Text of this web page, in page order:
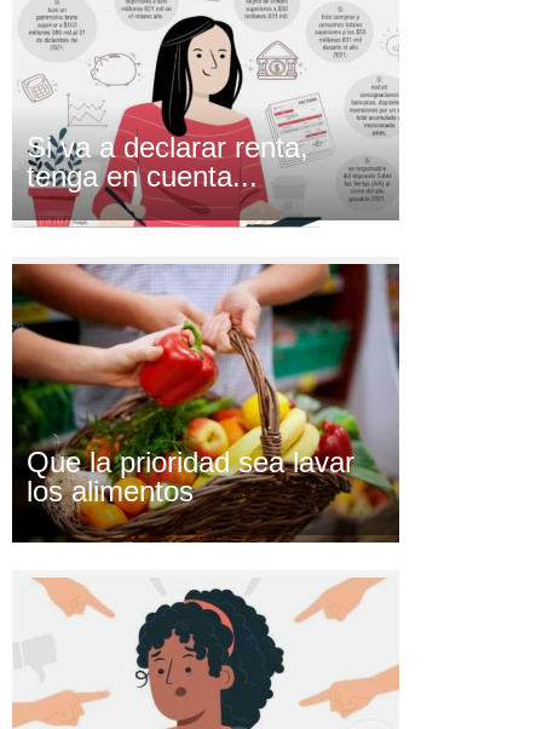
Si va a declarar renta,
tenga en cuenta...
Que la prioridad sea lavar
los alimentos